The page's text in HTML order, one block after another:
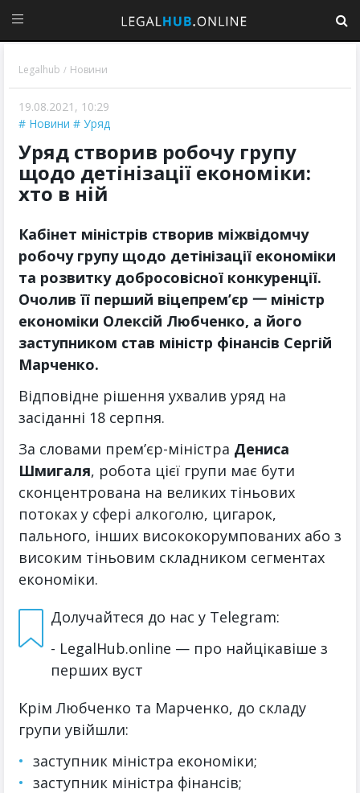
Legalhub / Новини
19.08.2021, 10:29
Новини
Уряд
Уряд створив робочу групу
щодо детінізації економіки:
хто в ній
Кабінет міністрів створив міжвідомчу
робочу групу щодо детінізації економіки
та розвитку добросовісної конкуренції.
Очолив її перший віцепрем’єр 一 міністр
економіки Олексій Любченко, а його
заступником став міністр фінансів Сергій
Марченко.
Відповідне рішення ухвалив уряд на
засіданні 18 серпня.
За словами прем’єр-міністра Дениса
Шмигаля, робота цієї групи має бути
сконцентрована на великих тіньових
потоках у сфері алкоголю, цигарок,
пального, інших висококорумпованих або з
високим тіньовим складником сегментах
економіки.
Долучайтеся до нас у Telegram:
- LegalHub.online — про найцікавіше з
перших вуст
Крім Любченко та Марченко, до складу
групи увійшли:
заступник міністра економіки;
заступник міністра фінансів;